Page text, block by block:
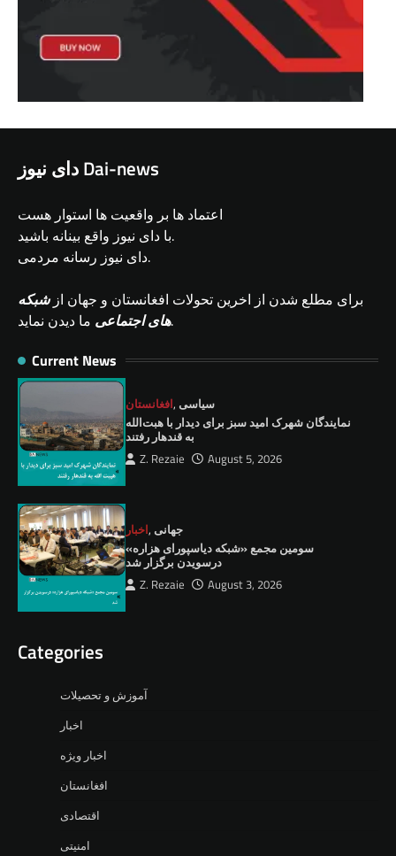
دای نیوز Dai-news
اعتماد ها بر واقعیت ها استوار هست
با دای نیوز واقع بینانه باشید.
دای نیوز رسانه مردمی.
برای مطلع شدن از اخرین تحولات افغانستان و جهان ازشبکه
های اجتماعیما دیدن نماید.
Current News
افغانستان, سیاسی
نمايندگان شهرک امید سبز برای دیدار با هبت‌الله
به قندهار رفتند
Z. Rezaie August 5, 2026
اخبار, جهانی
سومین مجمع «شبکه دیاسپورای هزاره»
درسویدن برگزار شد
Z. Rezaie August 3, 2026
Categories
آموزش و تحصیلات
اخبار
اخبار ویژه
افغانستان
اقتصادی
امنیتی